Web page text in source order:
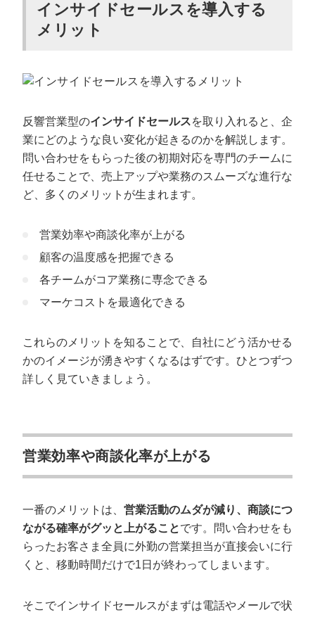
インサイドセールスを導入する
メリット
反響営業型のインサイドセールスを取り入れると、企
業にどのような良い変化が起きるのかを解説します。
問い合わせをもらった後の初期対応を専門のチームに
任せることで、売上アップや業務のスムーズな進行な
ど、多くのメリットが生まれます。
営業効率や商談化率が上がる
顧客の温度感を把握できる
各チームがコア業務に専念できる
マーケコストを最適化できる
これらのメリットを知ることで、自社にどう活かせる
かのイメージが湧きやすくなるはずです。ひとつずつ
詳しく見ていきましょう。
営業効率や商談化率が上がる
一番のメリットは、 営業活動のムダが減り、商談につ
ながる確率がグッと上がることです。問い合わせをも
らったお客さま全員に外勤の営業担当が直接会いに行
くと、移動時間だけで1日が終わってしまいます。
そこでインサイドセールスがまずは電話やメールで状